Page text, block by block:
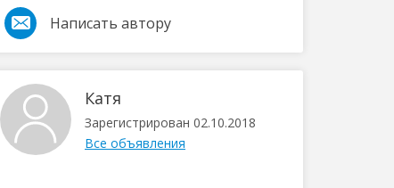
Написать автору
Катя
Зарегистрирован 02.10.2018
Все объявления